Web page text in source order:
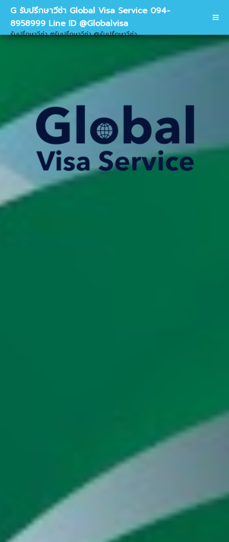
G รับปรึกษาวีซ่า Global Visa Service 094-
8958999 Line ID @Globalvisa
รับปรึกษาวีซ่า #รับปรึกษาวีซ่า @รับปรึกษาวีซ่า